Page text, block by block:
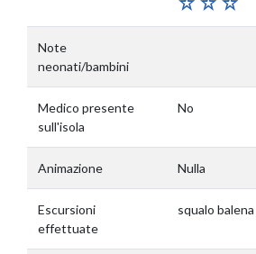
Note
neonati/bambini
Medico presente
sull'isola
No
Animazione Nulla
Escursioni
effettuate
squalo balena